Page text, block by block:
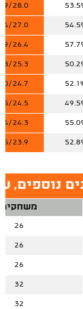
28.0
27.0
26.4
25.3
24.7
24.5
24.3
23.9
נוספים,
משחקים
26
26
26
32
32